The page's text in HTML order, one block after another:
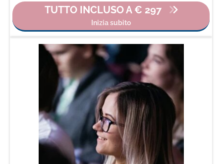
TUTTO INCLUSO A € 297
Inizia subito